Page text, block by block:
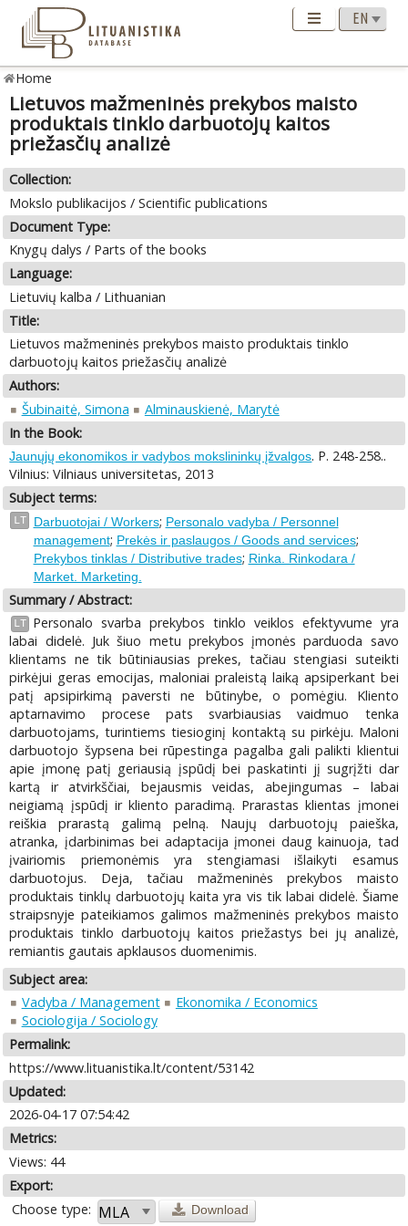
Home
Lietuvos mažmeninės prekybos maisto
produktais tinklo darbuotojų kaitos
priežasčių analizė
Collection:
Mokslo publikacijos / Scientific publications
Document Type:
Knygų dalys / Parts of the books
Language:
Lietuvių kalba / Lithuanian
Title:
Lietuvos mažmeninės prekybos maisto produktais tinklo
darbuotojų kaitos priežasčių analizė
Authors:
Šubinaitė, Simona
Alminauskienė, Marytė
In the Book:
Jaunųjų ekonomikos ir vadybos mokslininkų įžvalgos. P. 248-258..
Vilnius: Vilniaus universitetas, 2013
Subject terms:
LT Darbuotojai / Workers; Personalo vadyba / Personnel
management; Prekės ir paslaugos / Goods and services;
Prekybos tinklas / Distributive trades; Rinka. Rinkodara /
Market. Marketing.
Summary / Abstract:
LT
Personalo svarba prekybos tinklo veiklos efektyvume yra
labai didelė. Juk šiuo metu prekybos įmonės parduoda savo
klientams ne tik būtiniausias prekes, tačiau stengiasi suteikti
pirkėjui geras emocijas, maloniai praleistą laiką apsiperkant bei
patį apsipirkimą paversti ne būtinybe, o pomėgiu. Kliento
aptarnavimo procese pats svarbiausias vaidmuo tenka
darbuotojams, turintiems tiesioginį kontaktą su pirkėju. Maloni
darbuotojo šypsena bei rūpestinga pagalba gali palikti klientui
apie įmonę patį geriausią įspūdį bei paskatinti jį sugrįžti dar
kartą ir atvirkščiai, bejausmis veidas, abejingumas – labai
neigiamą įspūdį ir kliento paradimą. Prarastas klientas įmonei
reiškia prarastą galimą pelną. Naujų darbuotojų paieška,
atranka, įdarbinimas bei adaptacija įmonei daug kainuoja, tad
įvairiomis priemonėmis yra stengiamasi išlaikyti esamus
darbuotojus. Deja, tačiau mažmeninės prekybos maisto
produktais tinklų darbuotojų kaita yra vis tik labai didelė. Šiame
straipsnyje pateikiamos galimos mažmeninės prekybos maisto
produktais tinklo darbuotojų kaitos priežastys bei jų analizė,
remiantis gautais apklausos duomenimis.
Subject area:
Vadyba / Management
Ekonomika / Economics
Sociologija / Sociology
Permalink:
https://www.lituanistika.lt/content/53142
Updated:
2026-04-17 07:54:42
Metrics:
Views: 44
Export:
Choose type:
Download